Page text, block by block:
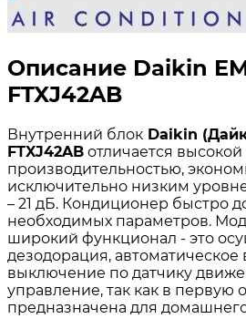
Описание Daikin
FTXJ42AB
Внутренний блок Daikin
FTXJ42AB отличается высокой
производительностью,
исключительно низким
– 21 дБ. Кондиционер быстро
необходимых параметров.
широкий функционал - это
дезодорация,
выключение по датчику
управление, так как в первую
предназначена для